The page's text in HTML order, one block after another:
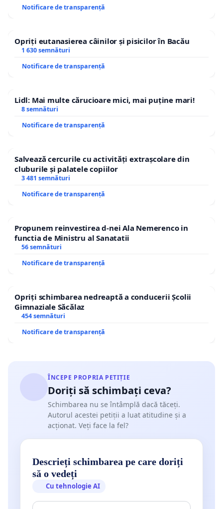
Notificare de transparență
Opriți eutanasierea câinilor și pisicilor în Bacău
1 630 semnături
Notificare de transparență
Lidl: Mai multe cărucioare mici, mai puține mari!
8 semnături
Notificare de transparență
Salvează cercurile cu activități extrașcolare din
cluburile și palatele copiilor
3 481 semnături
Notificare de transparență
Propunem reinvestirea d-nei Ala Nemerenco in
functia de Ministru al Sanatatii
56 semnături
Notificare de transparență
Opriți schimbarea nedreaptă a conducerii Școlii
Gimnaziale Săcălaz
454 semnături
Notificare de transparență
ÎNCEPE PROPRIA PETIȚIE
Doriți să schimbați ceva?
Schimbarea nu se întâmplă dacă tăceți.
Autorul acestei petiții a luat atitudine și a
acționat. Veți face la fel?
Descrieți schimbarea pe care doriți
să o vedeți
Cu tehnologie AI